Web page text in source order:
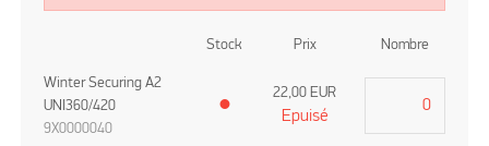
Stock Prix Nombre
Winter Securing A2
UNI360/420
9X0000040
●
22,00 EUR
Epuisé